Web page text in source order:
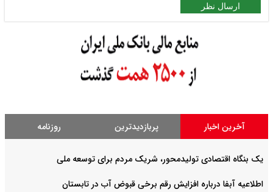
ارسال نظر
آخرین اخبار پربازدیدترین روزنامه
یک بنگاه اقتصادی تولیدمحور، شریک مردم برای توسعه ملی
اطلاعیه آبفا درباره افزایش رقم برخی قبوض آب در تابستان